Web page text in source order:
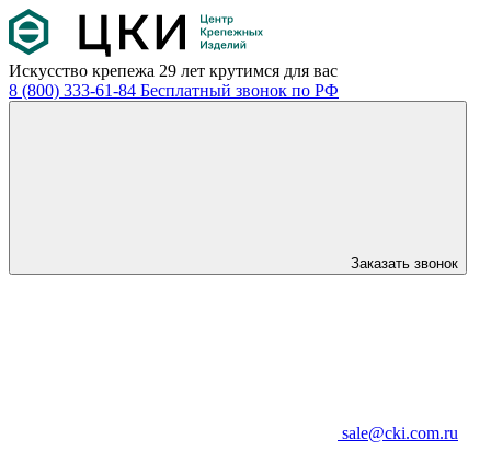
Искусство крепежа 29 лет крутимся для вас
8 (800) 333-61-84 Бесплатный звонок по РФ
Заказать звонок
sale@cki.com.ru